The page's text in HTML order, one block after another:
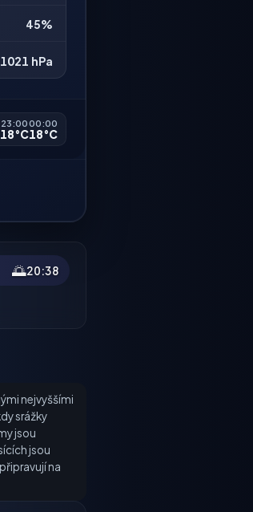
45%
1021 hPa
23:00
18°C
00:00
18°C
🌅20:38
nejvyššími
srážky
jsou
jsou
na